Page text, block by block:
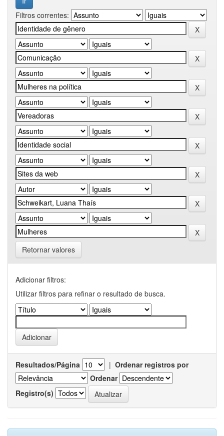
Filtros correntes:
Retornar valores
Adicionar filtros:
Utilizar filtros para refinar o resultado de busca.
Resultados/Página | Ordenar registros por
Ordenar
Registro(s)